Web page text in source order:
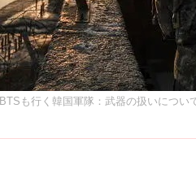
BTSも行く韓国軍隊：武器の扱いについ